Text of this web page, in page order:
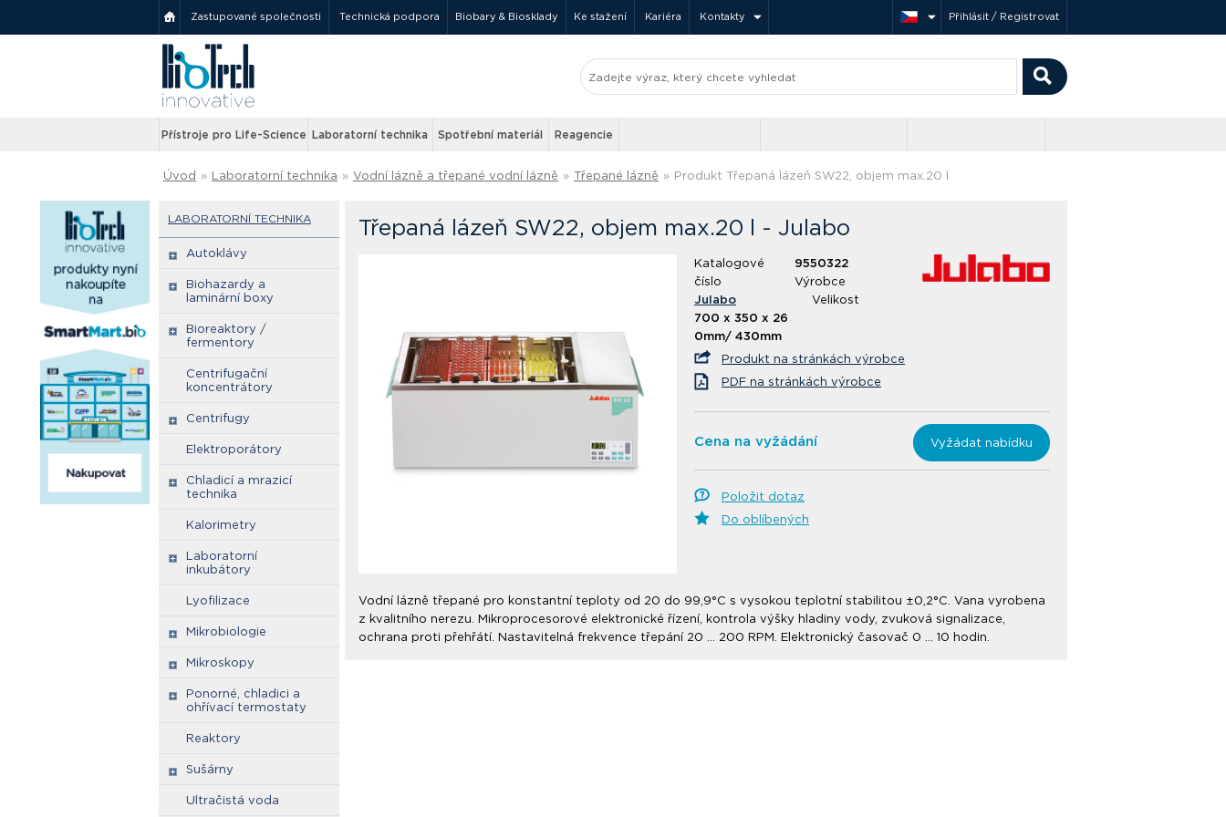
Zastupované společnosti Technická podpora Biobary & Biosklady Ke stažení Kariéra Kontakty Přihlásit / Registrovat
Přístroje pro Life-Science Laboratorní technika Spotřební materiál Reagencie
Úvod » Laboratorní technika » Vodní lázně a třepané vodní lázně » Třepané lázně » Produkt Třepaná lázeň SW22, objem max.20 l
LABORATORNÍ TECHNIKA
Autoklávy
Biohazardy a
laminární boxy
Bioreaktory /
fermentory
Centrifugační
koncentrátory
Centrifugy
Elektroporátory
Chladicí a mrazicí
technika
Kalorimetry
Laboratorní
inkubátory
Lyofilizace
Mikrobiologie
Mikroskopy
Ponorné, chladici a
ohřívací termostaty
Reaktory
Sušárny
Ultračistá voda
Třepaná lázeň SW22, objem max.20 l - Julabo
Katalogové
číslo
9550322
Výrobce
Julabo
Velikost
700 x 350 x 26
0mm/ 430mm
Produkt na stránkách výrobce
PDF na stránkách výrobce
Cena na vyžádání Vyžádat nabídku
Položit dotaz
Do oblíbených
Vodní lázně třepané pro konstantní teploty od 20 do 99,9°C s vysokou teplotní stabilitou ±0,2°C. Vana vyrobena
z kvalitního nerezu. Mikroprocesorové elektronické řízení, kontrola výšky hladiny vody, zvuková signalizace,
ochrana proti přehřátí. Nastavitelná frekvence třepání 20 … 200 RPM. Elektronický časovač 0 … 10 hodin.